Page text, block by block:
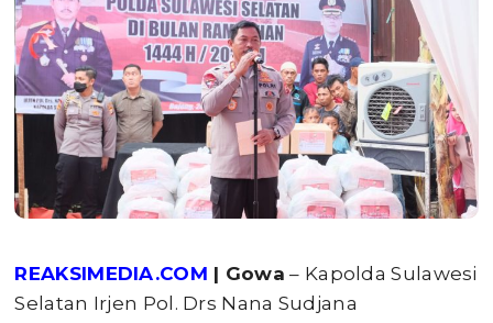
REAKSIMEDIA.COM | Gowa – Kapolda Sulawesi
Selatan Irjen Pol. Drs Nana Sudjana